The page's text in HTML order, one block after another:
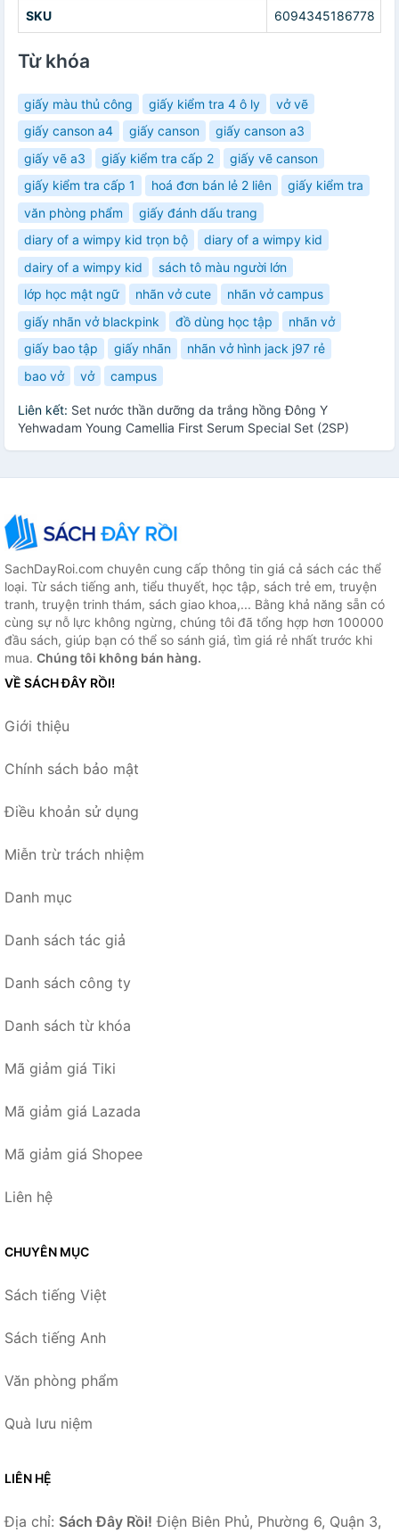
SKU 6094345186778
Từ khóa
giấy màu thủ công giấy kiểm tra 4 ô ly
vở vẽ
giấy canson a4
giấy canson
giấy canson a3
giấy vẽ a3
giấy kiểm tra cấp 2
giấy vẽ canson
giấy kiểm tra cấp 1
hoá đơn bán lẻ 2 liên
giấy kiểm tra
văn phòng phẩm
giấy đánh dấu trang
diary of a wimpy kid trọn bộ
diary of a wimpy kid
dairy of a wimpy kid
sách tô màu người lớn
lớp học mật ngữ
nhãn vở cute
nhãn vở campus
giấy nhãn vở blackpink
đồ dùng học tập
nhãn vở
giấy bao tập
giấy nhãn
nhãn vở hình jack j97 rẻ
bao vở
vở campus
Liên kết: Set nước thần dưỡng da trắng hồng Đông Y
Yehwadam Young Camellia First Serum Special Set (2SP)
SachDayRoi.com chuyên cung cấp thông tin giá cả sách các thể
loại. Từ sách tiếng anh, tiểu thuyết, học tập, sách trẻ em, truyện
tranh, truyện trinh thám, sách giao khoa,... Bằng khả năng sẵn có
cùng sự nỗ lực không ngừng, chúng tôi đã tổng hợp hơn 100000
đầu sách, giúp bạn có thể so sánh giá, tìm giá rẻ nhất trước khi
mua. Chúng tôi không bán hàng.
VỀ SÁCH ĐÂY RỒI!
Giới thiệu
Chính sách bảo mật
Điều khoản sử dụng
Miễn trừ trách nhiệm
Danh mục
Danh sách tác giả
Danh sách công ty
Danh sách từ khóa
Mã giảm giá Tiki
Mã giảm giá Lazada
Mã giảm giá Shopee
Liên hệ
CHUYÊN MỤC
Sách tiếng Việt
Sách tiếng Anh
Văn phòng phẩm
Quà lưu niệm
LIÊN HỆ
Địa chỉ: Sách Đây Rồi! Điện Biên Phủ, Phường 6, Quận 3,